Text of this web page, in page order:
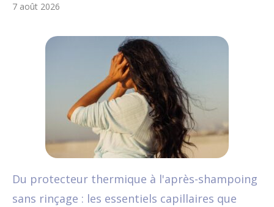
7 août 2026
Du protecteur thermique à l'après-shampoing
sans rinçage : les essentiels capillaires que